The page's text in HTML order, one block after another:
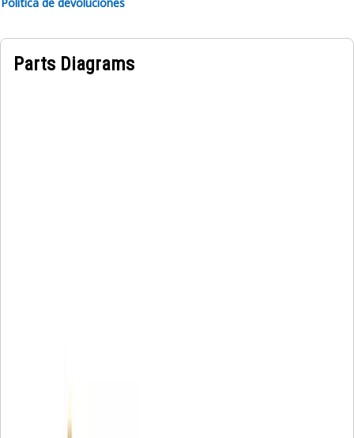
Parts Diagrams